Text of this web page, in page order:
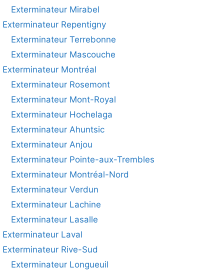
Exterminateur Mirabel
Exterminateur Repentigny
Exterminateur Terrebonne
Exterminateur Mascouche
Exterminateur Montréal
Exterminateur Rosemont
Exterminateur Mont-Royal
Exterminateur Hochelaga
Exterminateur Ahuntsic
Exterminateur Anjou
Exterminateur Pointe-aux-Trembles
Exterminateur Montréal-Nord
Exterminateur Verdun
Exterminateur Lachine
Exterminateur Lasalle
Exterminateur Laval
Exterminateur Rive-Sud
Exterminateur Longueuil